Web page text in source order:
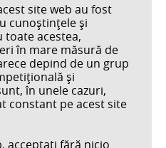
site web au fost
cunoştinţele şi
toate acestea,
în mare măsură de
depind de un grup
şi
în unele cazuri,
constant pe acest site
acceptaţi fără nicio